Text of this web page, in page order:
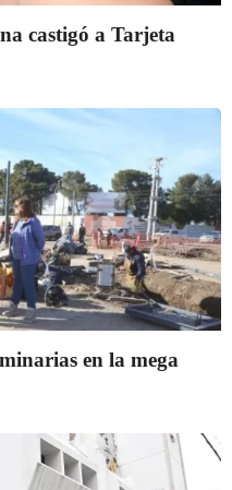
castigó a Tarjeta
en la mega